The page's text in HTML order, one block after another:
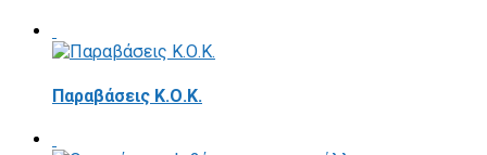
Παραβάσεις Κ.Ο.Κ.